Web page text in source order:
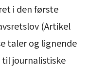
i den første
(Artikel
taler og lignende
journalistiske